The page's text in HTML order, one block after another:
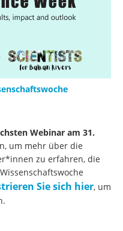
Webinar am 31.
um mehr über die
zu erfahren, die
Sie sich hier, um